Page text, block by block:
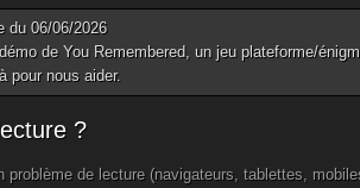
du 06/06/2026
de You Remembered, un jeu plateforme/
pour nous aider.
?
problème de lecture (navigateurs, tablettes,